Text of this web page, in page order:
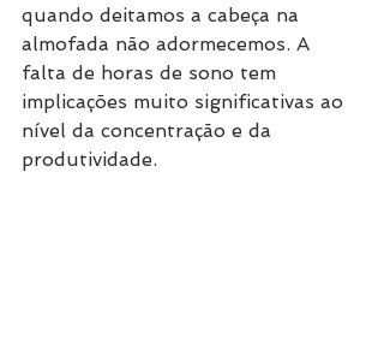
quando deitamos a cabeça na
almofada não adormecemos. A
falta de horas de sono tem
implicações muito significativas ao
nível da concentração e da
produtividade.